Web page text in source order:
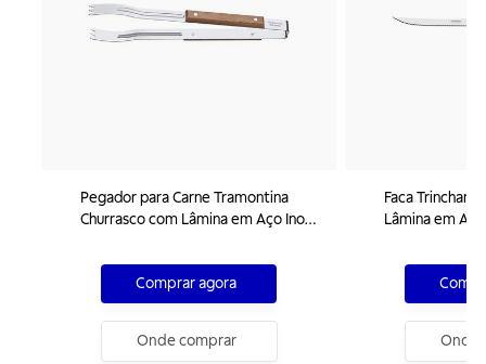
Pegador para Carne Tramontina
Churrasco com Lâmina em Aço Inox
Comprar agora
Onde comprar
Faca
Lâmina em
Onde